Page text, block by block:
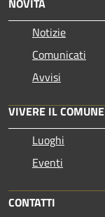
Notizie
Comunicati
Avvisi
VIVERE IL COMUNE
Luoghi
Eventi
CONTATTI